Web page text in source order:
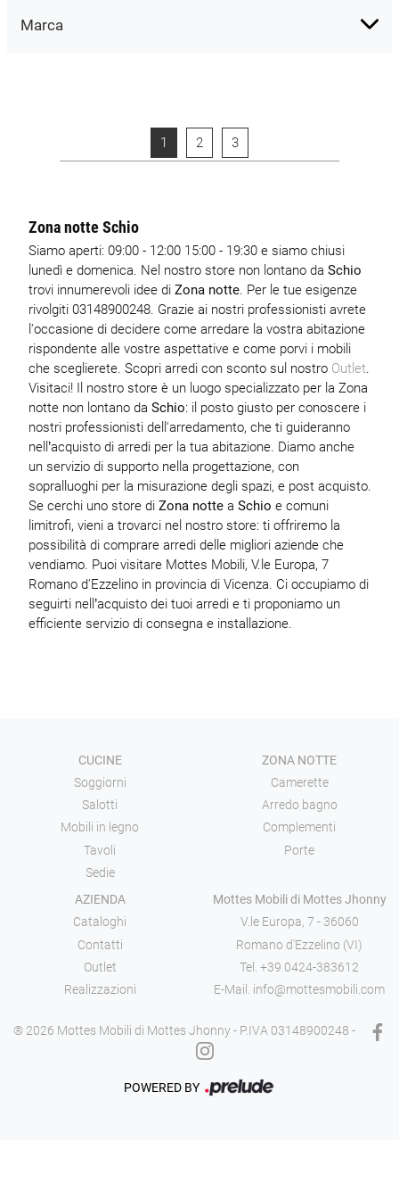
Marca
1 2 3
Zona notte Schio
Siamo aperti: 09:00 - 12:00 15:00 - 19:30 e siamo chiusi
lunedì e domenica. Nel nostro store non lontano da Schio
trovi innumerevoli idee di Zona notte. Per le tue esigenze
rivolgiti 03148900248. Grazie ai nostri professionisti avrete
l'occasione di decidere come arredare la vostra abitazione
rispondente alle vostre aspettative e come porvi i mobili
che sceglierete. Scopri arredi con sconto sul nostro Outlet.
Visitaci! Il nostro store è un luogo specializzato per la Zona
notte non lontano da Schio: il posto giusto per conoscere i
nostri professionisti dell'arredamento, che ti guideranno
nell’acquisto di arredi per la tua abitazione. Diamo anche
un servizio di supporto nella progettazione, con
sopralluoghi per la misurazione degli spazi, e post acquisto.
Se cerchi uno store di Zona nottea Schio e comuni
limitrofi, vieni a trovarci nel nostro store: ti offriremo la
possibilità di comprare arredi delle migliori aziende che
vendiamo. Puoi visitare Mottes Mobili, V.le Europa, 7
Romano d'Ezzelino in provincia di Vicenza. Ci occupiamo di
seguirti nell’acquisto dei tuoi arredi e ti proponiamo un
efficiente servizio di consegna e installazione.
CUCINE
Soggiorni
Salotti
Mobili in legno
Tavoli
Sedie
ZONA NOTTE
Camerette
Arredo bagno
Complementi
Porte
AZIENDA
Cataloghi
Contatti
Outlet
Realizzazioni
Mottes Mobili di Mottes Jhonny
V.le Europa, 7 - 36060
Romano d'Ezzelino (VI)
Tel. +39 0424-383612
E-Mail. info@mottesmobili.com
® 2026 Mottes Mobili di Mottes Jhonny - P.IVA 03148900248 -
POWERED BY